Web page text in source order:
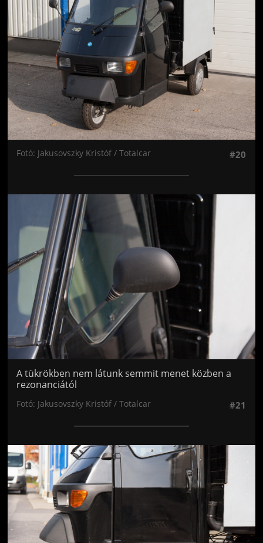
Fotó: Jakusovszky Kristóf / Totalcar #20
Jön még kép!
A tükrökben nem látunk semmit menet közben a
rezonanciától
Fotó: Jakusovszky Kristóf / Totalcar #21
Jön még kép!